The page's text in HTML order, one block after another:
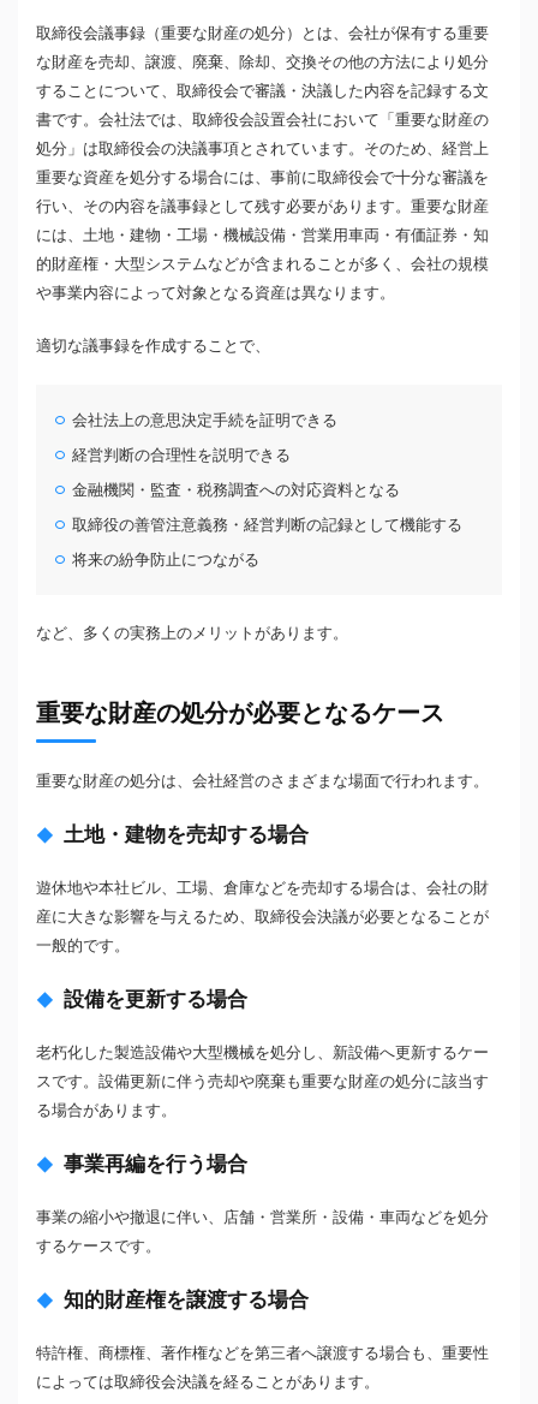
取締役会議事録（重要な財産の処分）とは、会社が保有する重要
な財産を売却、譲渡、廃棄、除却、交換その他の方法により処分
することについて、取締役会で審議・決議した内容を記録する文
書です。会社法では、取締役会設置会社において「重要な財産の
処分」は取締役会の決議事項とされています。そのため、経営上
重要な資産を処分する場合には、事前に取締役会で十分な審議を
行い、その内容を議事録として残す必要があります。重要な財産
には、土地・建物・工場・機械設備・営業用車両・有価証券・知
的財産権・大型システムなどが含まれることが多く、会社の規模
や事業内容によって対象となる資産は異なります。
適切な議事録を作成することで、
会社法上の意思決定手続を証明できる
経営判断の合理性を説明できる
金融機関・監査・税務調査への対応資料となる
取締役の善管注意義務・経営判断の記録として機能する
将来の紛争防止につながる
など、多くの実務上のメリットがあります。
重要な財産の処分が必要となるケース
重要な財産の処分は、会社経営のさまざまな場面で行われます。
土地・建物を売却する場合
遊休地や本社ビル、工場、倉庫などを売却する場合は、会社の財
産に大きな影響を与えるため、取締役会決議が必要となることが
一般的です。
設備を更新する場合
老朽化した製造設備や大型機械を処分し、新設備へ更新するケー
スです。設備更新に伴う売却や廃棄も重要な財産の処分に該当す
る場合があります。
事業再編を行う場合
事業の縮小や撤退に伴い、店舗・営業所・設備・車両などを処分
するケースです。
知的財産権を譲渡する場合
特許権、商標権、著作権などを第三者へ譲渡する場合も、重要性
によっては取締役会決議を経ることがあります。